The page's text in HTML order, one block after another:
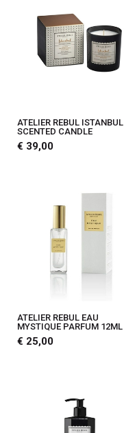
ATELIER REBUL ISTANBUL
SCENTED CANDLE
€ 39,00
ATELIER REBUL EAU
MYSTIQUE PARFUM 12ML
€ 25,00